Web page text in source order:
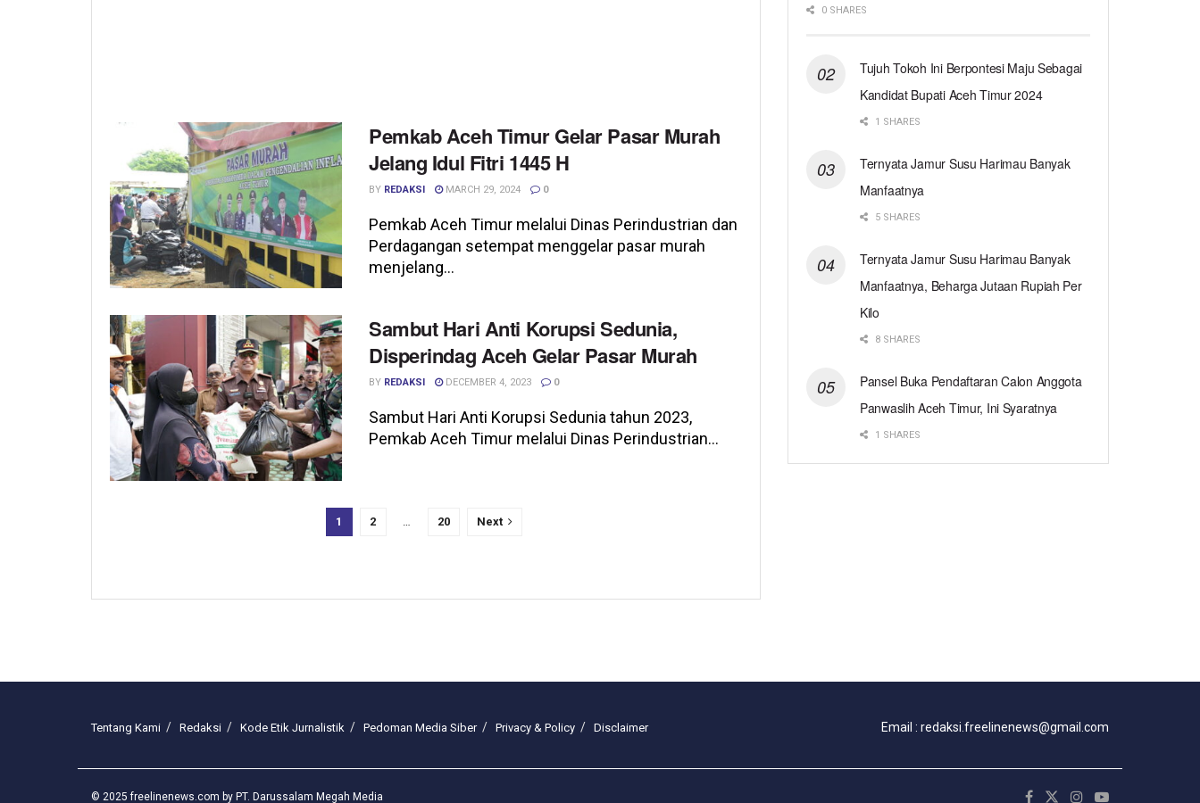
Pemkab Aceh Timur Gelar Pasar Murah
Jelang Idul Fitri 1445 H
BY REDAKSI MARCH 29, 2024 0
Pemkab Aceh Timur melalui Dinas Perindustrian dan
Perdagangan setempat menggelar pasar murah
menjelang...
Sambut Hari Anti Korupsi Sedunia,
Disperindag Aceh Gelar Pasar Murah
BY REDAKSI DECEMBER 4, 2023 0
Sambut Hari Anti Korupsi Sedunia tahun 2023,
Pemkab Aceh Timur melalui Dinas Perindustrian...
1 2 20 Next
0 SHARES
Tujuh Tokoh Ini Berpontesi Maju Sebagai
Kandidat Bupati Aceh Timur 2024
1 SHARES
Ternyata Jamur Susu Harimau Banyak
Manfaatnya
5 SHARES
Ternyata Jamur Susu Harimau Banyak
Manfaatnya, Beharga Jutaan Rupiah Per
Kilo
8 SHARES
Pansel Buka Pendaftaran Calon Anggota
Panwaslih Aceh Timur, Ini Syaratnya
1 SHARES
Tentang Kami Redaksi Kode Etik Jurnalistik Pedoman Media Siber Privacy & Policy Disclaimer Email : redaksi.freelinenews@gmail.com
© 2025 freelinenews.com by PT. Darussalam Megah Media